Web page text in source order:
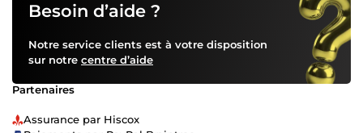
Besoin d’aide ?
Notre service clients est à votre disposition
sur notre centre d’aide
Partenaires
Assurance par Hiscox